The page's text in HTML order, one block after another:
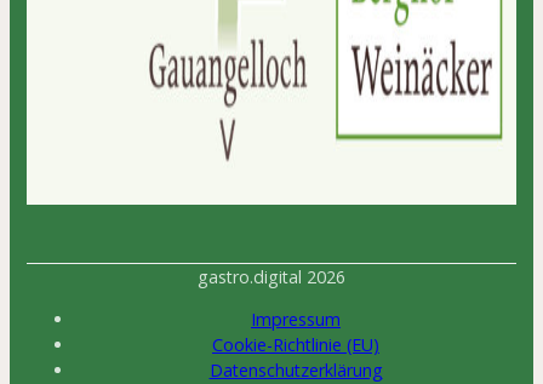
gastro.digital 2026
Impressum
Cookie-Richtlinie (EU)
Datenschutzerklärung